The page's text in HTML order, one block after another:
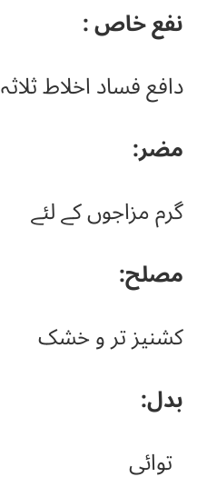
نفع خاص :
دافع فساد اخلاط ثلاثہ
مضر:
گرم مزاجوں کے لئے
مصلح:
کشنیز تر و خشک
بدل:
توائی